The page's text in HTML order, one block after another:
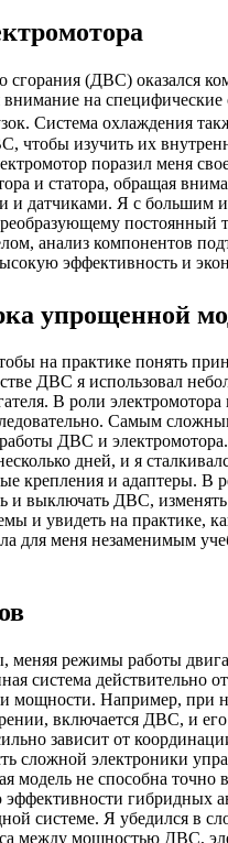
(ДВС) оказался
на
Система охлаждения
чтобы изучить их
поразил меня
и статора, обращая
датчиками. Я с большим
постоянный
анализ компонентов
эффективность и
упрощенной
на практике понять
ДВС я использовал
В роли
Самым
ДВС и
дней, и я
и адаптеры. В
выключать ДВС,
и увидеть на практике,
для меня незаменимым
режимы работы
система
мощности. Например, при
включается ДВС, и
зависит от
сложной электроники
не способна
гибридных
системе. Я убедился в
между мощностью ДВС,